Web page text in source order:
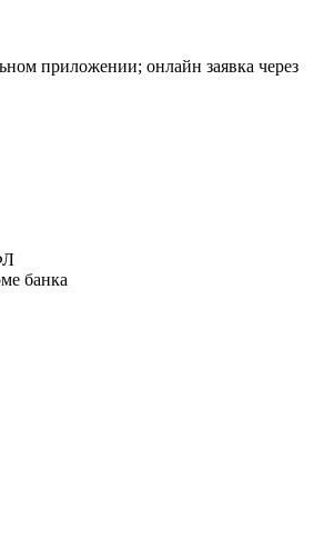
приложении; онлайн заявка через
банка